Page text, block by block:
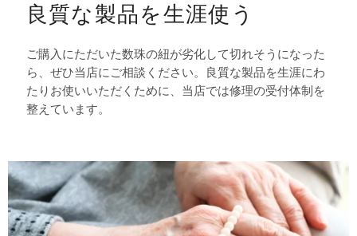
良質な製品を生涯使う
ご購入にただいた数珠の紐が劣化して切れそうになった
ら、ぜひ当店にご相談ください。良質な製品を生涯にわ
たりお使いいただくために、当店では修理の受付体制を
整えています。